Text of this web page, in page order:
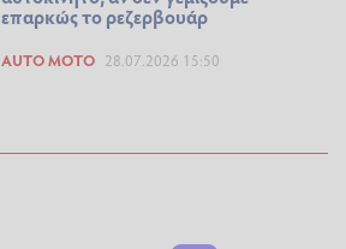
επαρκώς το ρεζερβουάρ
AUTO MOTO 28.07.2026 15:50